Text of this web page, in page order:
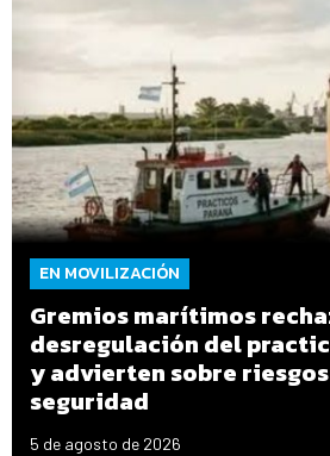
EN MOVILIZACIÓN
Gremios marítimos
desregulación del
y advierten sobre
seguridad
5 de agosto de 2026